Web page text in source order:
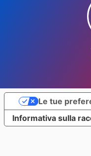
Informativa sulla
Le tue